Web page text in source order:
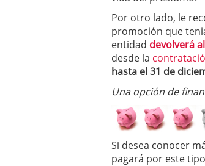
Por otro lado, le
promoción que
entidad devolverá
desde la
hasta el 31 de
Una opción de
Si desea conocer
pagará por este